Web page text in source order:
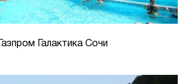
Газпром Галактика Сочи